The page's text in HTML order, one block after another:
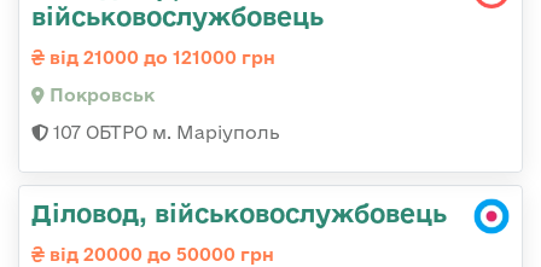
військовослужбовець
від 21000 до 121000 грн
Покровськ
107 ОБТРО м. Маріуполь
Діловод, військовослужбовець
від 20000 до 50000 грн